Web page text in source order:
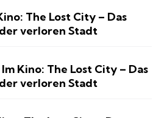
The Lost City – Das
verloren Stadt
Im Kino: The Lost City – Das
verloren Stadt